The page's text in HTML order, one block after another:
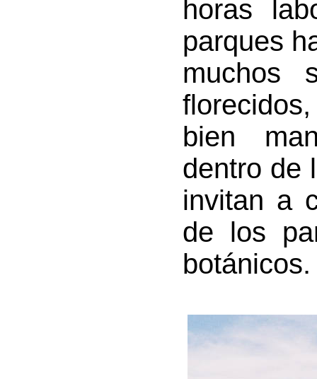
horas
parques
muchos
bien
dentro de
invitan a
de los
botánicos.